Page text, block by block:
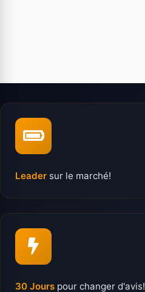
Leader sur le marché!
30 Jours pour changer d'avis!